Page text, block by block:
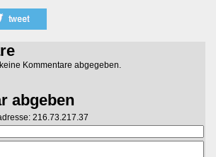
Kommentare abgegeben.
abgeben
216.73.217.37